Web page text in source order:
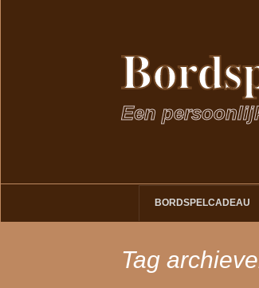
Een
de
BORDSPELCADEAU
Tag